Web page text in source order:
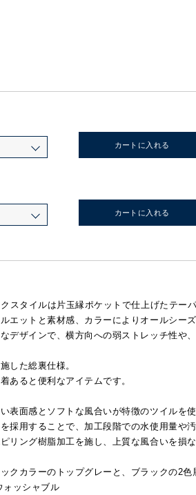
カートに入れる
カートに入れる
スタイルは片玉縁ポケットで仕上げたテーパ
エットと素材感、カラーによりオールシー
デザインで、横方向への弱ストレッチ性や
した総裏仕様。
あると便利なアイテムです。
表面感とソフトな風合いが特徴のツイルを使
採用することで、加工段階での水使用量や
リング樹脂加工を施し、上質な風合いを損
クカラーのトップグレーと、ブラックの2色
ォッシャブル